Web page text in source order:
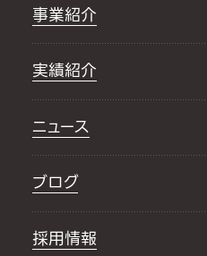
事業紹介
実績紹介
ニュース
ブログ
採用情報